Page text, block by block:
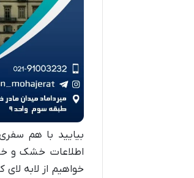
بیایید با هم
اطلاعات خشک و
خواهیم از لابه